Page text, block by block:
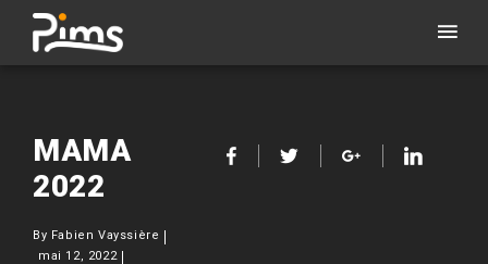
MAMA
2022
By Fabien Vayssière
mai 12, 2022